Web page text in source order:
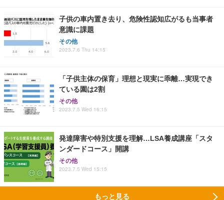
子供の車内置き去り、危険性認知広がるも当事者
意識に課題
その他
2023.7.6 Thu 14:15
「子供主体の保育」理想と現実に乖離…実現でき
ている園は2割
その他
2023.7.5 Wed 16:15
発達障害や特別支援を理解…LSA養成講座「スタ
ンダードコース」開講
その他
2023.7.5 Wed 15:15
もっと見る